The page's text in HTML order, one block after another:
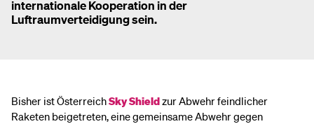
internationale Kooperation in der
Luftraumverteidigung sein.
Bisher ist ÖsterreichSky Shieldzur Abwehr feindlicher
Raketen beigetreten, eine gemeinsame Abwehr gegen